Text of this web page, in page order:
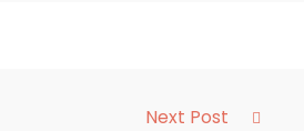
Next Post